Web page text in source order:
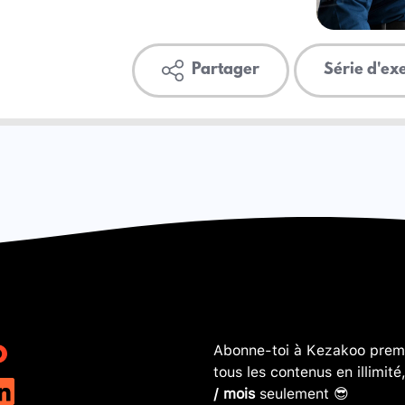
Partager Série
Abonne-toi à Kezakoo
tous les contenus en
/ moisseulement 😎